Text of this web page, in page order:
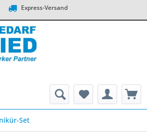
Express-Versand
Set